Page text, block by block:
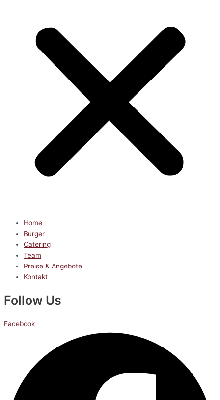
Home
Burger
Catering
Team
Preise & Angebote
Kontakt
Follow Us
Facebook